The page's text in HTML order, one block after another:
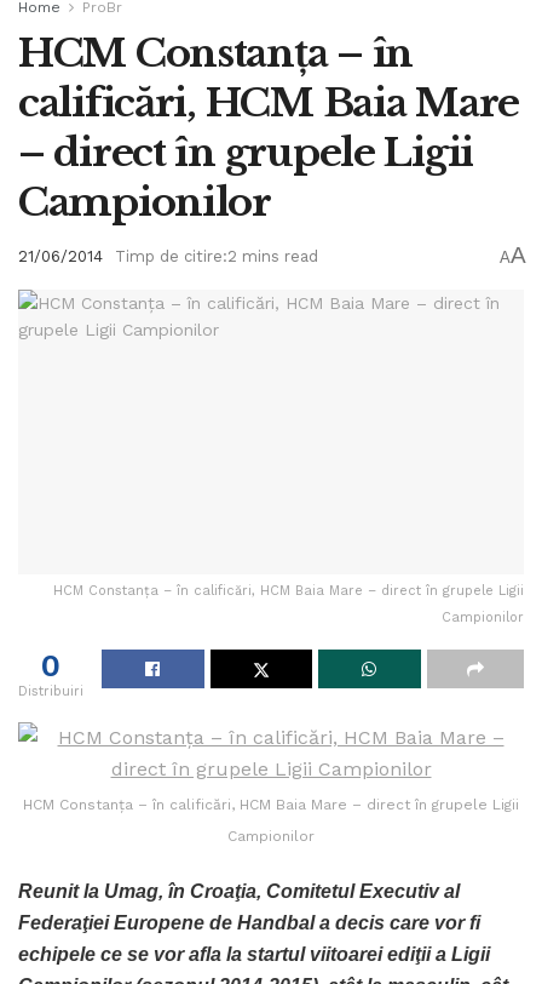
Home ProBr
HCM Constanţa – în
calificări, HCM Baia Mare
– direct în grupele Ligii
Campionilor
21/06/2014 Timp de citire:2 mins read AA
HCM Constanţa – în calificări, HCM Baia Mare – direct în grupele Ligii
Campionilor
0
Distribuiri
HCM Constanţa – în calificări, HCM Baia Mare – direct în grupele Ligii
Campionilor
Reunit la Umag, în Croaţia, Comitetul Executiv al
Federaţiei Europene de Handbal a decis care vor fi
echipele ce se vor afla la startul viitoarei ediţii a Ligii